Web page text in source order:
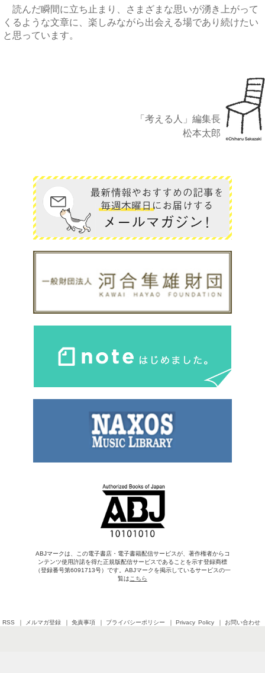
読んだ瞬間に立ち止まり、さまざまな思いが湧き上がって
くるような文章に、楽しみながら出会える場であり続けたい
と思っています。
「考える人」編集長
松本太郎
ABJマークは、この電子書店・電子書籍配信サービスが、著作権者からコ
ンテンツ使用許諾を得た正規版配信サービスであることを示す登録商標
（登録番号第6091713号）です。ABJマークを掲示しているサービスの一
覧はこちら
RSS メルマガ登録 免責事項 プライバシーポリシー Privacy Policy お問い合わせ